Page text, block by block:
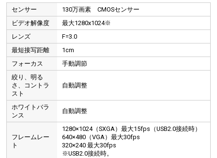
センサー
130万画素 CMOSセンサー
ビデオ解像度
最大1280x1024※
レンズ
F=3.0
最短接写距離
1cm
フォーカス
手動調節
絞り、明る
さ、コントラ
スト
自動調整
ホワイトバラ
ンス
自動調整
フレームレー
ト
1280×1024（SXGA）最大15fps（USB2.0接続時）
640×480（VGA）最大30fps
320×240 最大30fps
※USB2.0接続時。